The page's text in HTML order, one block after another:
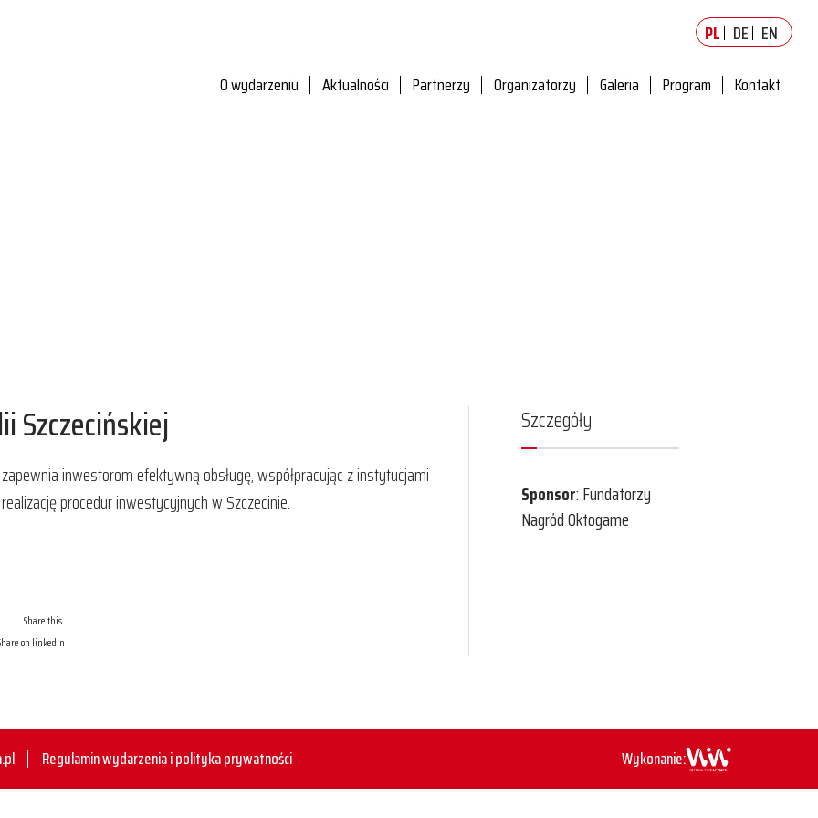
PL DE EN
O wydarzeniu Aktualności Partnerzy Organizatorzy Galeria Program Kontakt
Szczecińskiej
inwestorom efektywną obsługę, współpracując z instytucjami
procedur inwestycyjnych w Szczecinie.
Share this...
Szczegóły
Sponsor: Fundatorzy
Nagród Oktogame
Regulamin wydarzenia i polityka prywatności Wykonanie: